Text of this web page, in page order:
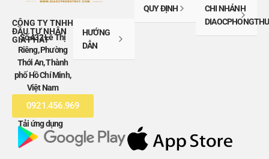
CÔNG TY TNHH
ĐẦU TƯ NHÂN
GIA PHÁT
Số 432 Lê Thị
Riêng, Phường
Thới An, Thành
phố Hồ Chí Minh,
Việt Nam
0921.456.969
HƯỚNG
DẪN
QUY ĐỊNH
CHI NHÁNH
Tải ứng dụng